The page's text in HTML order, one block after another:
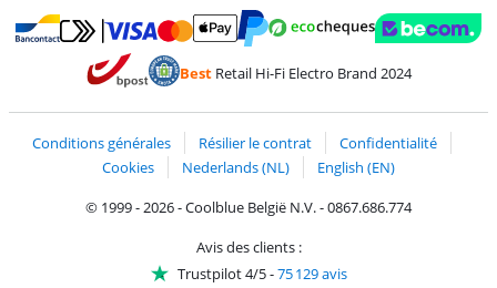
Payer avec Bancontact
Payer avec MasterCard et Visa via ClickToPay
BestRetail Hi-Fi Electro Brand 2024
Conditions générales Résilier le contrat
Confidentialité
Cookies
Nederlands (NL)
English (EN)
© 1999 - 2026 - Coolblue België N.V. - 0867.686.774
Avis des clients :
Trustpilot 4/5-75 129 avis